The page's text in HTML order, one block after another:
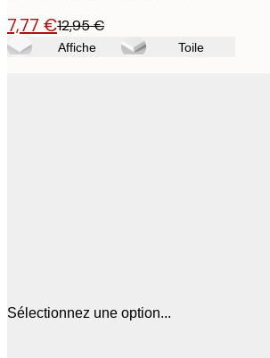
7,77 €12,95 €
Affiche Toile
Sélectionnez une option...